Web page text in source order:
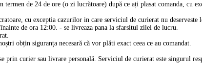
termen de 24 de ore (o zi lucrătoare) după ce ați plasat comanda, cu
cu exceptia cazurilor in care serviciul de curierat nu deserveste
de ora 12:00. - se livreaza pana la sfarsitul zilei de lucru.
obțin siguranța necesară că vor plăti exact ceea ce au comandat.
curier sau livrare personală. Serviciul de curierat este singurul